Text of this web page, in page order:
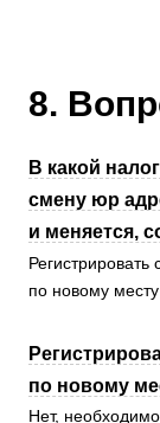
8.
В какой
смену юр
и меняется,
Регистрировать
по новому месту
по новому
Нет,